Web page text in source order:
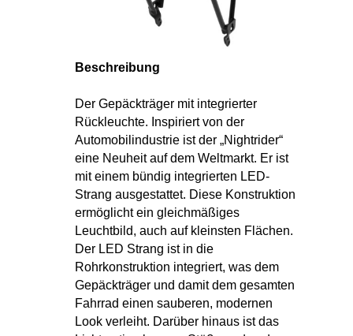
Beschreibung
Der Gepäckträger mit integrierter
Rückleuchte. Inspiriert von der
Automobilindustrie ist der „Nightrider“
eine Neuheit auf dem Weltmarkt. Er ist
mit einem bündig integrierten LED-
Strang ausgestattet. Diese Konstruktion
ermöglicht ein gleichmäßiges
Leuchtbild, auch auf kleinsten Flächen.
Der LED Strang ist in die
Rohrkonstruktion integriert, was dem
Gepäckträger und damit dem gesamten
Fahrrad einen sauberen, modernen
Look verleiht. Darüber hinaus ist das